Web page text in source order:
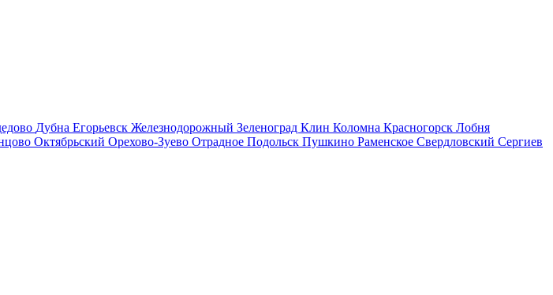
Дубна Егорьевск Железнодорожный Зеленоград Клин Коломна Красногорск Лобня
Октябрьский Орехово-Зуево Отрадное Подольск Пушкино Раменское Свердловский Сергиев